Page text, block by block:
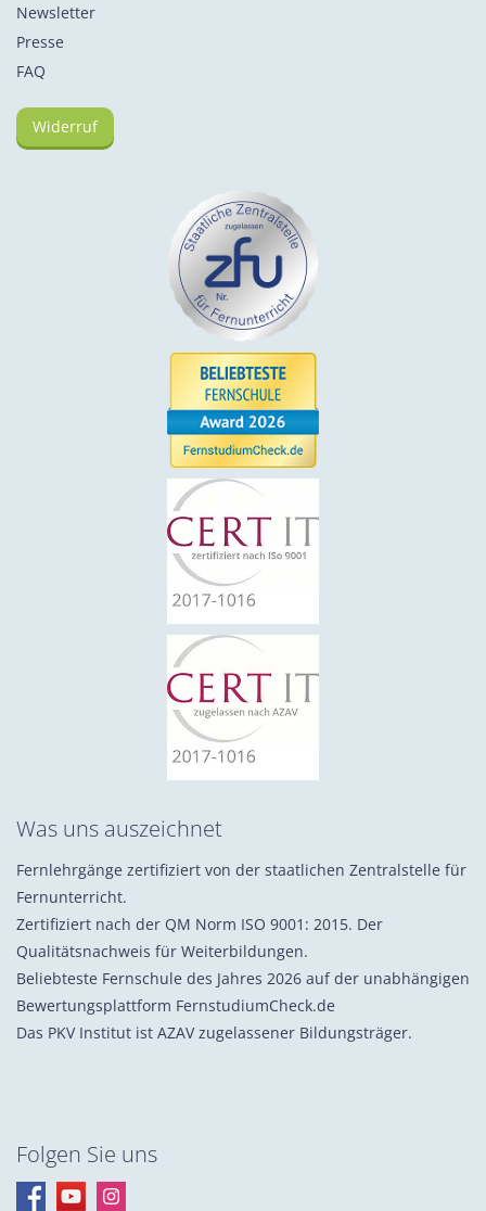
Newsletter
Presse
FAQ
Widerruf
Was uns auszeichnet
Fernlehrgänge zertifiziert von der staatlichen Zentralstelle für
Fernunterricht.
Zertifiziert nach der QM Norm ISO 9001: 2015. Der
Qualitätsnachweis für Weiterbildungen.
Beliebteste Fernschule des Jahres 2026 auf der unabhängigen
Bewertungsplattform FernstudiumCheck.de
Das PKV Institut ist AZAV zugelassener Bildungsträger.
Folgen Sie uns